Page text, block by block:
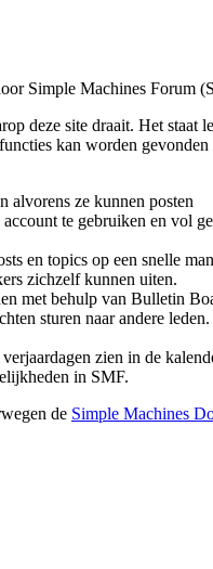
Simple Machines Forum
deze site draait. Het
kan worden
alvorens ze kunnen posten
te gebruiken en vol
en topics op een snelle
zichzelf kunnen uiten.
met behulp van Bulletin
sturen naar andere leden.
zien in de
in SMF.
de Simple Machines